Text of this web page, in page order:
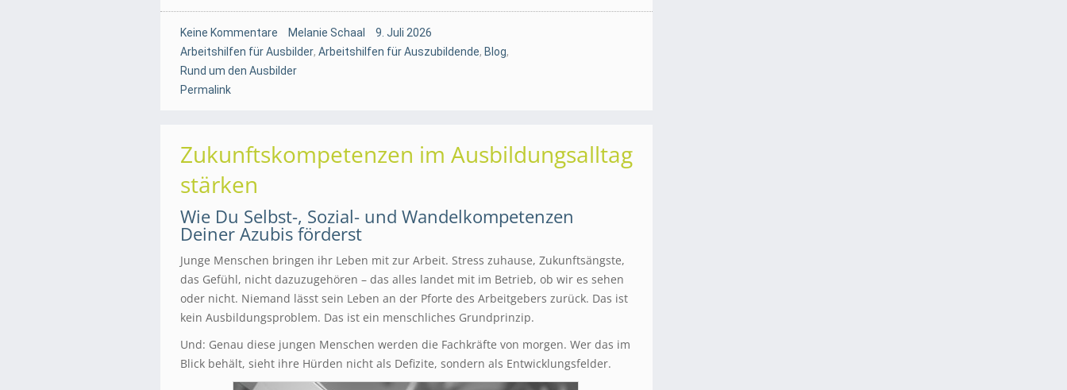
Keine Kommentare Melanie Schaal
9. Juli 2026
Arbeitshilfen für Ausbilder, Arbeitshilfen für Auszubildende, Blog,
Rund um den Ausbilder
Permalink
Zukunftskompetenzen im Ausbildungsalltag
stärken
Wie Du Selbst-, Sozial- und Wandelkompetenzen
Deiner Azubis förderst
Junge Menschen bringen ihr Leben mit zur Arbeit. Stress zuhause, Zukunftsängste,
das Gefühl, nicht dazuzugehören – das alles landet mit im Betrieb, ob wir es sehen
oder nicht. Niemand lässt sein Leben an der Pforte des Arbeitgebers zurück. Das ist
kein Ausbildungsproblem. Das ist ein menschliches Grundprinzip.
Und: Genau diese jungen Menschen werden die Fachkräfte von morgen. Wer das im
Blick behält, sieht ihre Hürden nicht als Defizite, sondern als Entwicklungsfelder.